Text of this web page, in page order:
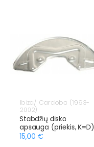
Ibiza/ Cardoba (1993-
2002)
Stabdžių disko
apsauga (priekis, K=D)
15,00 €